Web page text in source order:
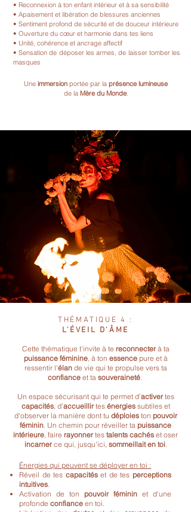
• Reconnexion à ton enfant intérieur et à sa sensibilité
• Apaisement et libération de blessures anciennes
• Sentiment profond de sécurité et de douceur intérieure
• Ouverture du cœur et harmonie dans tes liens
• Unité, cohérence et ancrage affectif
• Sensation de déposer les armes, de laisser tomber les
masques
Une immersion portée par la présence lumineuse
de la Mère du Monde.
THÉMATIQUE 4 :
L'ÉVEIL D'ÂME
Cette thématique t’invite à te reconnecterà ta
puissance féminine, à ton essencepure et à
ressentir l'élande vie qui te propulse vers ta
confianceet ta souveraineté.
Un espace sécurisant qui te permet d’activertes
capacités, d’accueillirtes énergiessubtiles et
d'observer la manière dont tu déploieston pouvoir
féminin. Un chemin pour réveiller ta puissance
intérieure, faire rayonnertes talents cachés et oser
incarnerce qui, jusqu'ici, sommeillait en toi.
Énergies qui peuvent se déployer en toi :
Réveil de tes capacitéset de tes perceptions
intuitives.
Activation de ton pouvoir féminin et d'une
profonde confiance en toi.